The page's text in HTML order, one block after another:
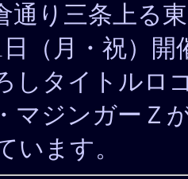
通り三条上る
日（月・祝）
しタイトルロ
マジンガーＺ
います。